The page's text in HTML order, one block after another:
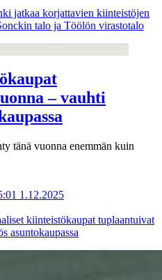
jatkaa korjattavien kiinteistöjen
talo ja Töölön virastotalo
– vauhti
tänä vuonna enemmän kuin
1.12.2025
kiinteistökaupat tuplaantuivat
asuntokaupassa